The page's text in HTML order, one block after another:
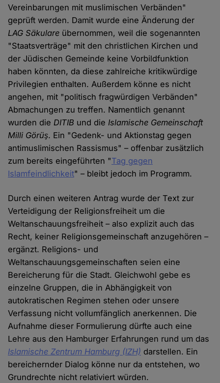
Vereinbarungen mit muslimischen Verbänden"
geprüft werden. Damit wurde eine Änderung der
LAG Säkulare übernommen, weil die sogenannten
"Staatsverträge" mit den christlichen Kirchen und
der Jüdischen Gemeinde keine Vorbildfunktion
haben könnten, da diese zahlreiche kritikwürdige
Privilegien enthalten. Außerdem könne es nicht
angehen, mit "politisch fragwürdigen Verbänden"
Abmachungen zu treffen. Namentlich genannt
wurden die DITIB und die Islamische Gemeinschaft
Milli Görüş. Ein "Gedenk- und Aktionstag gegen
antimuslimischen Rassismus" – offenbar zusätzlich
zum bereits eingeführten "Tag gegen
Islamfeindlichkeit" – bleibt jedoch im Programm.
Durch einen weiteren Antrag wurde der Text zur
Verteidigung der Religionsfreiheit um die
Weltanschauungsfreiheit – also explizit auch das
Recht, keiner Religionsgemeinschaft anzugehören –
ergänzt. Religions- und
Weltanschauungsgemeinschaften seien eine
Bereicherung für die Stadt. Gleichwohl gebe es
einzelne Gruppen, die in Abhängigkeit von
autokratischen Regimen stehen oder unsere
Verfassung nicht vollumfänglich anerkennen. Die
Aufnahme dieser Formulierung dürfte auch eine
Lehre aus den Hamburger Erfahrungen rund um das
Islamische Zentrum Hamburg (IZH) darstellen. Ein
bereichernder Dialog könne nur da entstehen, wo
Grundrechte nicht relativiert würden.